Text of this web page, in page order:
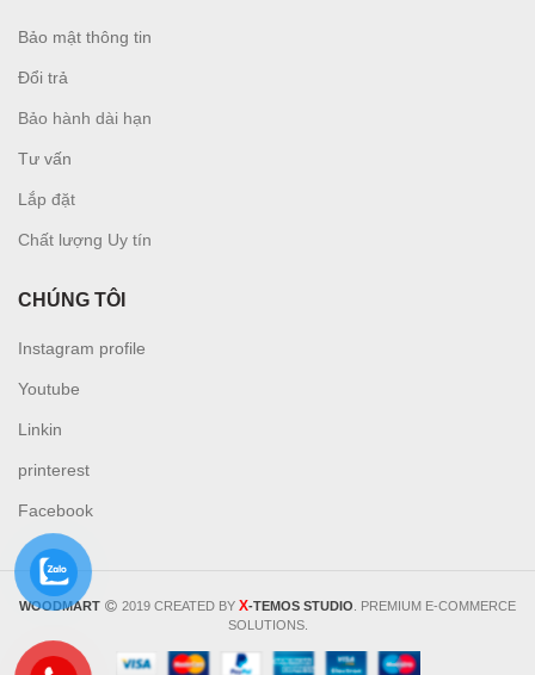
Bảo mật thông tin
Đổi trả
Bảo hành dài hạn
Tư vấn
Lắp đặt
Chất lượng Uy tín
CHÚNG TÔI
Instagram profile
Youtube
Linkin
printerest
Facebook
WOODMART 2019 CREATED BY X-TEMOS STUDIO. PREMIUM E-COMMERCE
SOLUTIONS.